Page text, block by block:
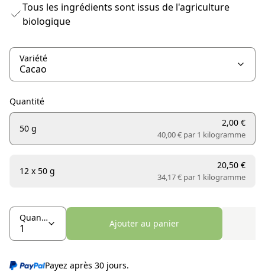
Tous les ingrédients sont issus de l'agriculture
biologique
Variété
Quantité
50 g
2,00 €
40,00 € par 1 kilogramme
12 x 50 g
20,50 €
34,17 € par 1 kilogramme
Quantité
Ajouter au panier
Payez après 30 jours.